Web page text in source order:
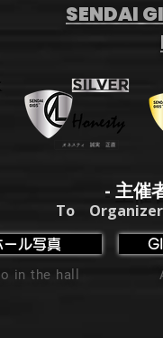
SENDAI
- 主催
To
ール写真
in the hall